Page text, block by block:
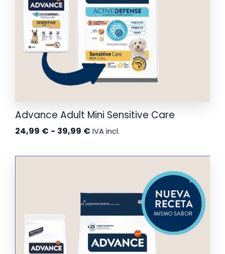
Advance Adult Mini Sensitive Care
24,99 € - 39,99 € Rango
precios:
hasta
39,99 €
IVA incl.